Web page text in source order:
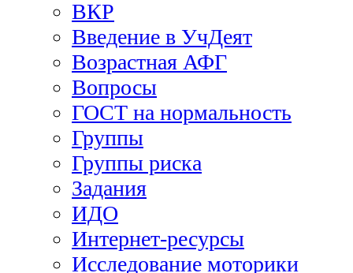
ВКР
Введение в УчДеят
Возрастная АФГ
Вопросы
ГОСТ на нормальность
Группы
Группы риска
Задания
ИДО
Интернет-ресурсы
Исследование моторики